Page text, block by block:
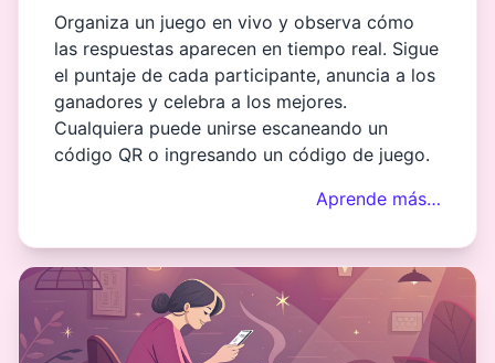
Organiza un juego en vivo y observa cómo
las respuestas aparecen en tiempo real. Sigue
el puntaje de cada participante, anuncia a los
ganadores y celebra a los mejores.
Cualquiera puede unirse escaneando un
código QR o ingresando un código de juego.
Aprende más…